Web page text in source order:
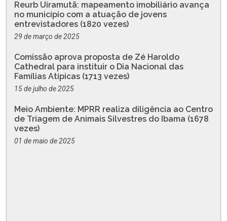
Reurb Uiramutã: mapeamento imobiliário avança
no município com a atuação de jovens
entrevistadores (1820 vezes)
29 de março de 2025
Comissão aprova proposta de Zé Haroldo
Cathedral para instituir o Dia Nacional das
Famílias Atípicas (1713 vezes)
15 de julho de 2025
Meio Ambiente: MPRR realiza diligência ao Centro
de Triagem de Animais Silvestres do Ibama (1678
vezes)
01 de maio de 2025